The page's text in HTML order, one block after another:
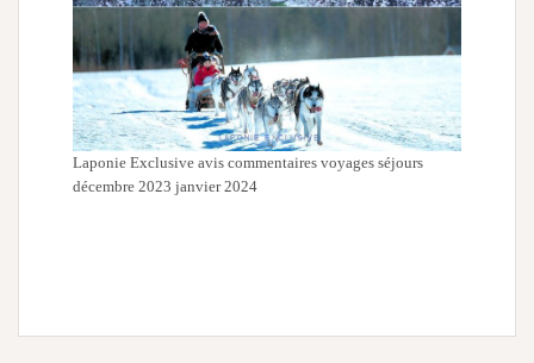
Laponie Exclusive avis commentaires voyages séjours
décembre 2023 janvier 2024